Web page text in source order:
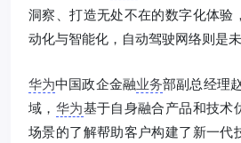
洞察、打造无处不在的数字化体验
动化与智能化，自动驾驶网络则是
华为中国政企金融业务部副总经理
域， 华为基于自身融合产品和技术
场景的了解帮助客户构建了新一代